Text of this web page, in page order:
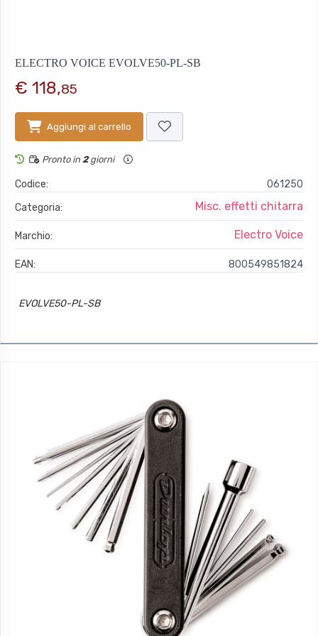
ELECTRO VOICE EVOLVE50-PL-SB
€ 118,85
Aggiungi al carrello
Pronto in 2giorni
Codice:
061250
Categoria:
Misc. effetti chitarra
Marchio: Electro Voice
EAN: 800549851824
EVOLVE50-PL-SB